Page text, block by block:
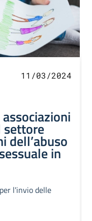
11/03/2024
settore
dell’abuso
in
l'invio delle